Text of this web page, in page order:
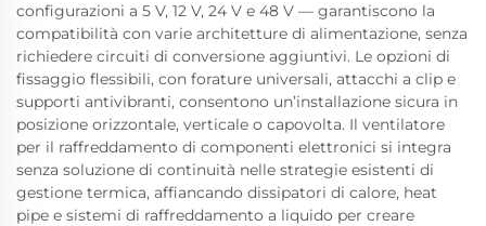
configurazioni a 5 V, 12 V, 24 V e 48 V — garantiscono la
compatibilità con varie architetture di alimentazione, senza
richiedere circuiti di conversione aggiuntivi. Le opzioni di
fissaggio flessibili, con forature universali, attacchi a clip e
supporti antivibranti, consentono un’installazione sicura in
posizione orizzontale, verticale o capovolta. Il ventilatore
per il raffreddamento di componenti elettronici si integra
senza soluzione di continuità nelle strategie esistenti di
gestione termica, affiancando dissipatori di calore, heat
pipe e sistemi di raffreddamento a liquido per creare